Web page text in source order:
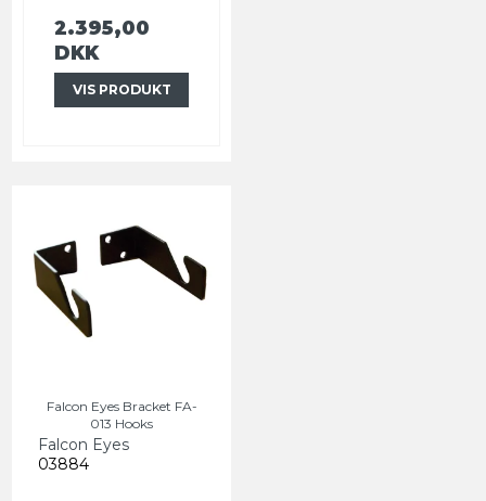
2.395,00
DKK
VIS PRODUKT
Falcon Eyes Bracket FA-
013 Hooks
Falcon Eyes
03884